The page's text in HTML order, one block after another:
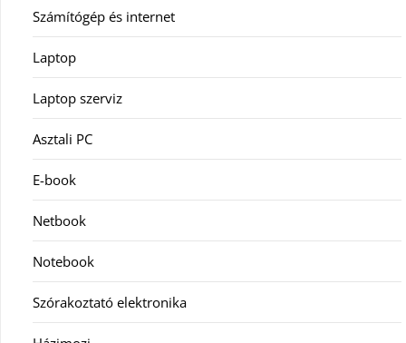
Számítógép és internet
Laptop
Laptop szerviz
Asztali PC
E-book
Netbook
Notebook
Szórakoztató elektronika